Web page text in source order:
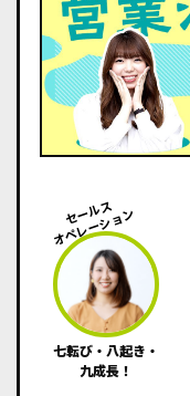
セールス
オペレーション
七転び・八起き・
九成長！